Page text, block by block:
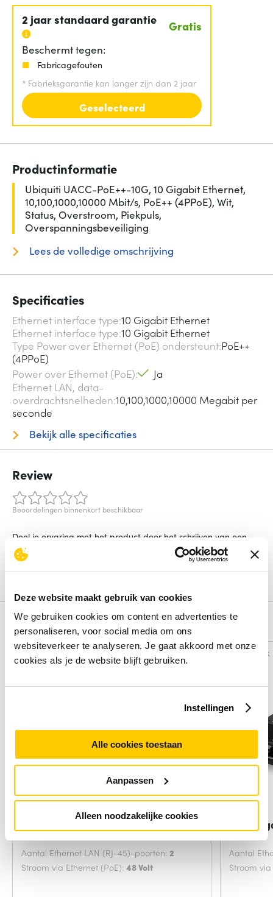
Deze website maakt gebruik van cookies
We gebruiken cookies om content en advertenties te
personaliseren, voor social media om ons
websiteverkeer te analyseren. Je gaat akkoord met onze
cookies als je de website blijft gebruiken.
Instellingen
Alle cookies toestaan
Aanpassen
Alleen noodzakelijke cookies
2 jaar standaard garantie Gratis
Beschermt tegen:
Fabricagefouten
* Fabrieksgarantie kan langer zijn dan 2 jaar
Geselecteerd
Productinformatie
Ubiquiti UACC-PoE++-10G, 10 Gigabit Ethernet,
10,100,1000,10000 Mbit/s, PoE++ (4PPoE), Wit,
Status, Overstroom, Piekpuls,
Overspanningsbeveiliging
Lees de volledige omschrijving
Specificaties
Ethernet interface type 10 Gigabit Ethernet
Ethernet interface type 10 Gigabit Ethernet
Type Power over Ethernet (PoE) ondersteunt PoE++
(4PPoE)
Power over Ethernet (PoE)
Ja
Ethernet LAN, data-
overdrachtsnelheden 10,100,1000,10000 Megabit per
seconde
Bekijk alle specificaties
Review
Beoordelingen binnenkort beschikbaar
Deel je ervaring met het product door het schrijven van een
review.
Schrijf een review
Alternatieven
Vergelijk
TP-Link TL-POE4824G Gigabit
Ethernet 48 V
Aantal Ethernet LAN (RJ-45)-poorten: 2
Stroom via Ethernet (PoE): 48 Volt
Vergelijk
ACT
Aantal
Stroom